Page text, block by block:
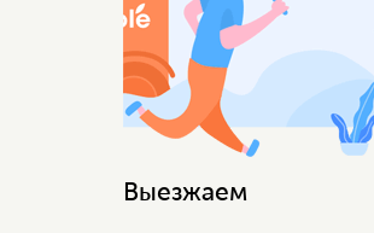
Выезжаем